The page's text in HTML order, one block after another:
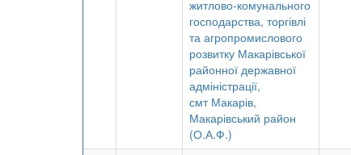
житлово-комунального
господарства, торгівлі
та агропромислового
розвитку Макарівської
районної державної
адміністрації,
смт Макарів,
Макарівський район
(О.А.Ф.)